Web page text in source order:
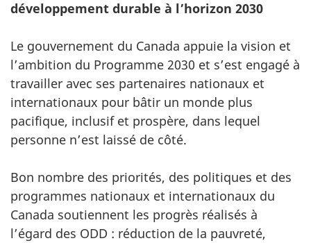
développement durable à l’horizon 2030
Le gouvernement du Canada appuie la vision et
l’ambition du Programme 2030 et s’est engagé à
travailler avec ses partenaires nationaux et
internationaux pour bâtir un monde plus
pacifique, inclusif et prospère, dans lequel
personne n’est laissé de côté.
Bon nombre des priorités, des politiques et des
programmes nationaux et internationaux du
Canada soutiennent les progrès réalisés à
l’égard des ODD : réduction de la pauvreté,